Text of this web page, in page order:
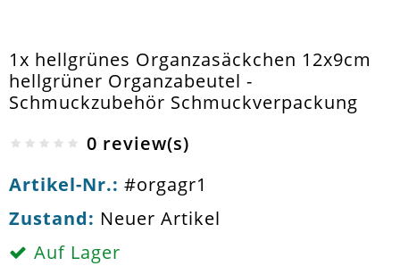
1x hellgrünes Organzasäckchen 12x9cm
hellgrüner Organzabeutel -
Schmuckzubehör Schmuckverpackung
0 review(s)
Artikel-Nr.: #orgagr1
Zustand: Neuer Artikel
Auf Lager